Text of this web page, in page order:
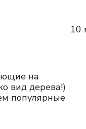
10
на
вид дерева!)
популярные